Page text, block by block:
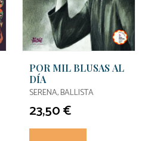
POR MIL BLUSAS AL
DÍA
SERENA, BALLISTA
23,50 €